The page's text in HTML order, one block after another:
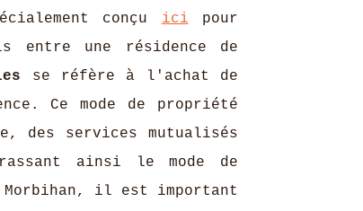
conçu ici pour
entre une résidence de
se réfère à l'achat de
Ce mode de propriété
des services mutualisés
ainsi le mode de
il est important